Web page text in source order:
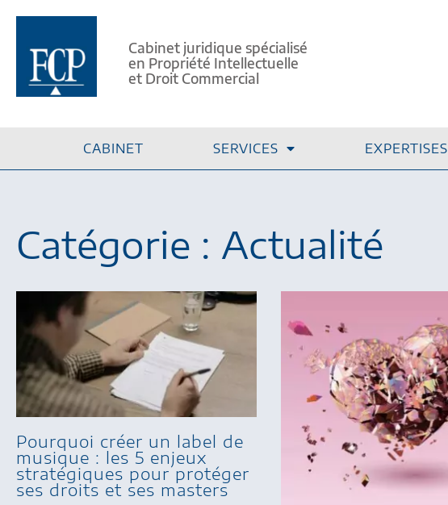
Cabinet juridique spécialisé
en Propriété Intellectuelle
et Droit Commercial
CABINET SERVICES EXPERTISES
Catégorie : Actualité
Pourquoi créer un label de
musique : les 5 enjeux
stratégiques pour protéger
ses droits et ses masters